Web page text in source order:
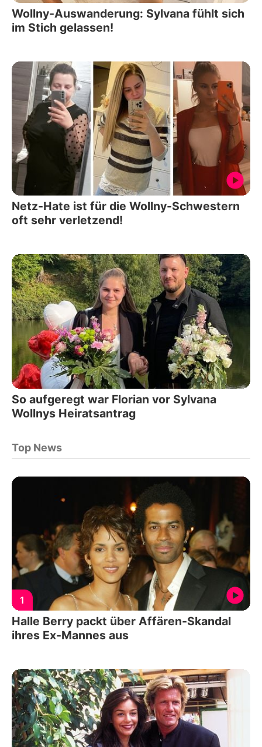
Wollny-Auswanderung: Sylvana fühlt sich
im Stich gelassen!
Netz-Hate ist für die Wollny-Schwestern
oft sehr verletzend!
So aufgeregt war Florian vor Sylvana
Wollnys Heiratsantrag
Top News
1
Halle Berry packt über Affären-Skandal
ihres Ex-Mannes aus